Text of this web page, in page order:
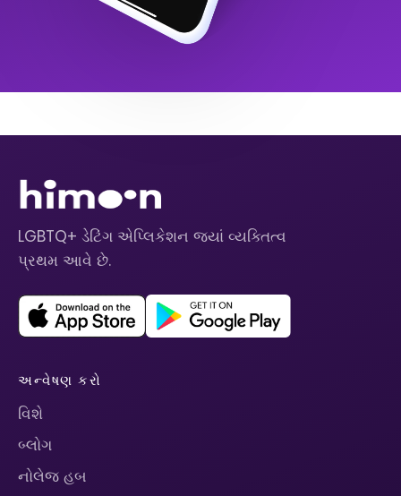
LGBTQ+ ડેટિંગ એપ્લિકેશન જ્યાં વ્યક્તિત્વ
પ્રથમ આવે છે.
અન્વેષણ કરો
વિશે
બ્લોગ
નોલેજ હબ